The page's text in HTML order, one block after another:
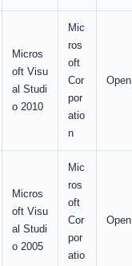
Micros
oft Visu
al Studi
o 2010
Mic
ros
oft
Cor
por
atio
n
Open
Micros
oft Visu
al Studi
o 2005
Mic
ros
oft
Cor
por
atio
Open